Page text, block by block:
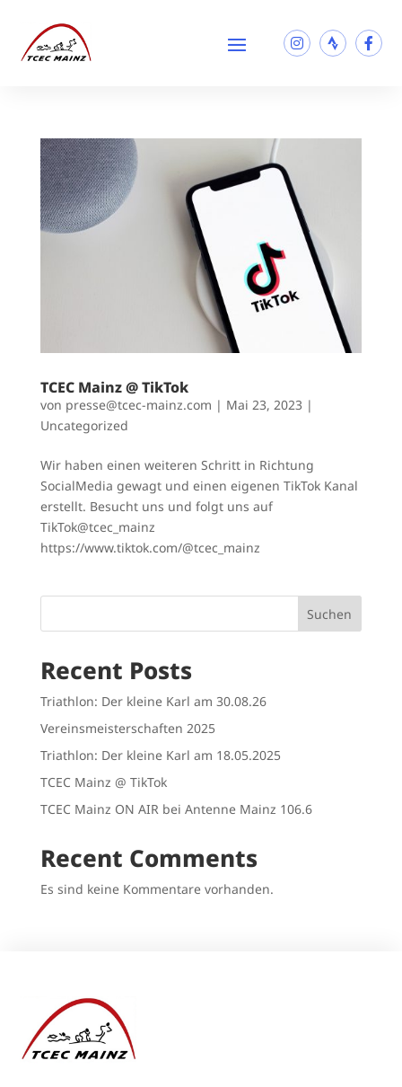
TCEC Mainz @ TikTok
von presse@tcec-mainz.com | Mai 23, 2023|
Uncategorized
Wir haben einen weiteren Schritt in Richtung
SocialMedia gewagt und einen eigenen TikTok Kanal
erstellt. Besucht uns und folgt uns auf
TikTok@tcec_mainz
https://www.tiktok.com/@tcec_mainz
Suchen
Recent Posts
Triathlon: Der kleine Karl am 30.08.26
Vereinsmeisterschaften 2025
Triathlon: Der kleine Karl am 18.05.2025
TCEC Mainz @ TikTok
TCEC Mainz ON AIR bei Antenne Mainz 106.6
Recent Comments
Es sind keine Kommentare vorhanden.